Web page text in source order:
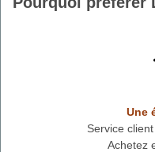
Une
Service
Achetez